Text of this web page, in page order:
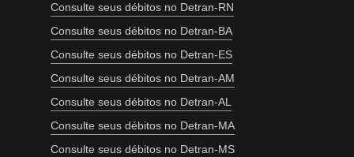
Consulte seus débitos no Detran-RN
Consulte seus débitos no Detran-BA
Consulte seus débitos no Detran-ES
Consulte seus débitos no Detran-AM
Consulte seus débitos no Detran-AL
Consulte seus débitos no Detran-MA
Consulte seus débitos no Detran-MS